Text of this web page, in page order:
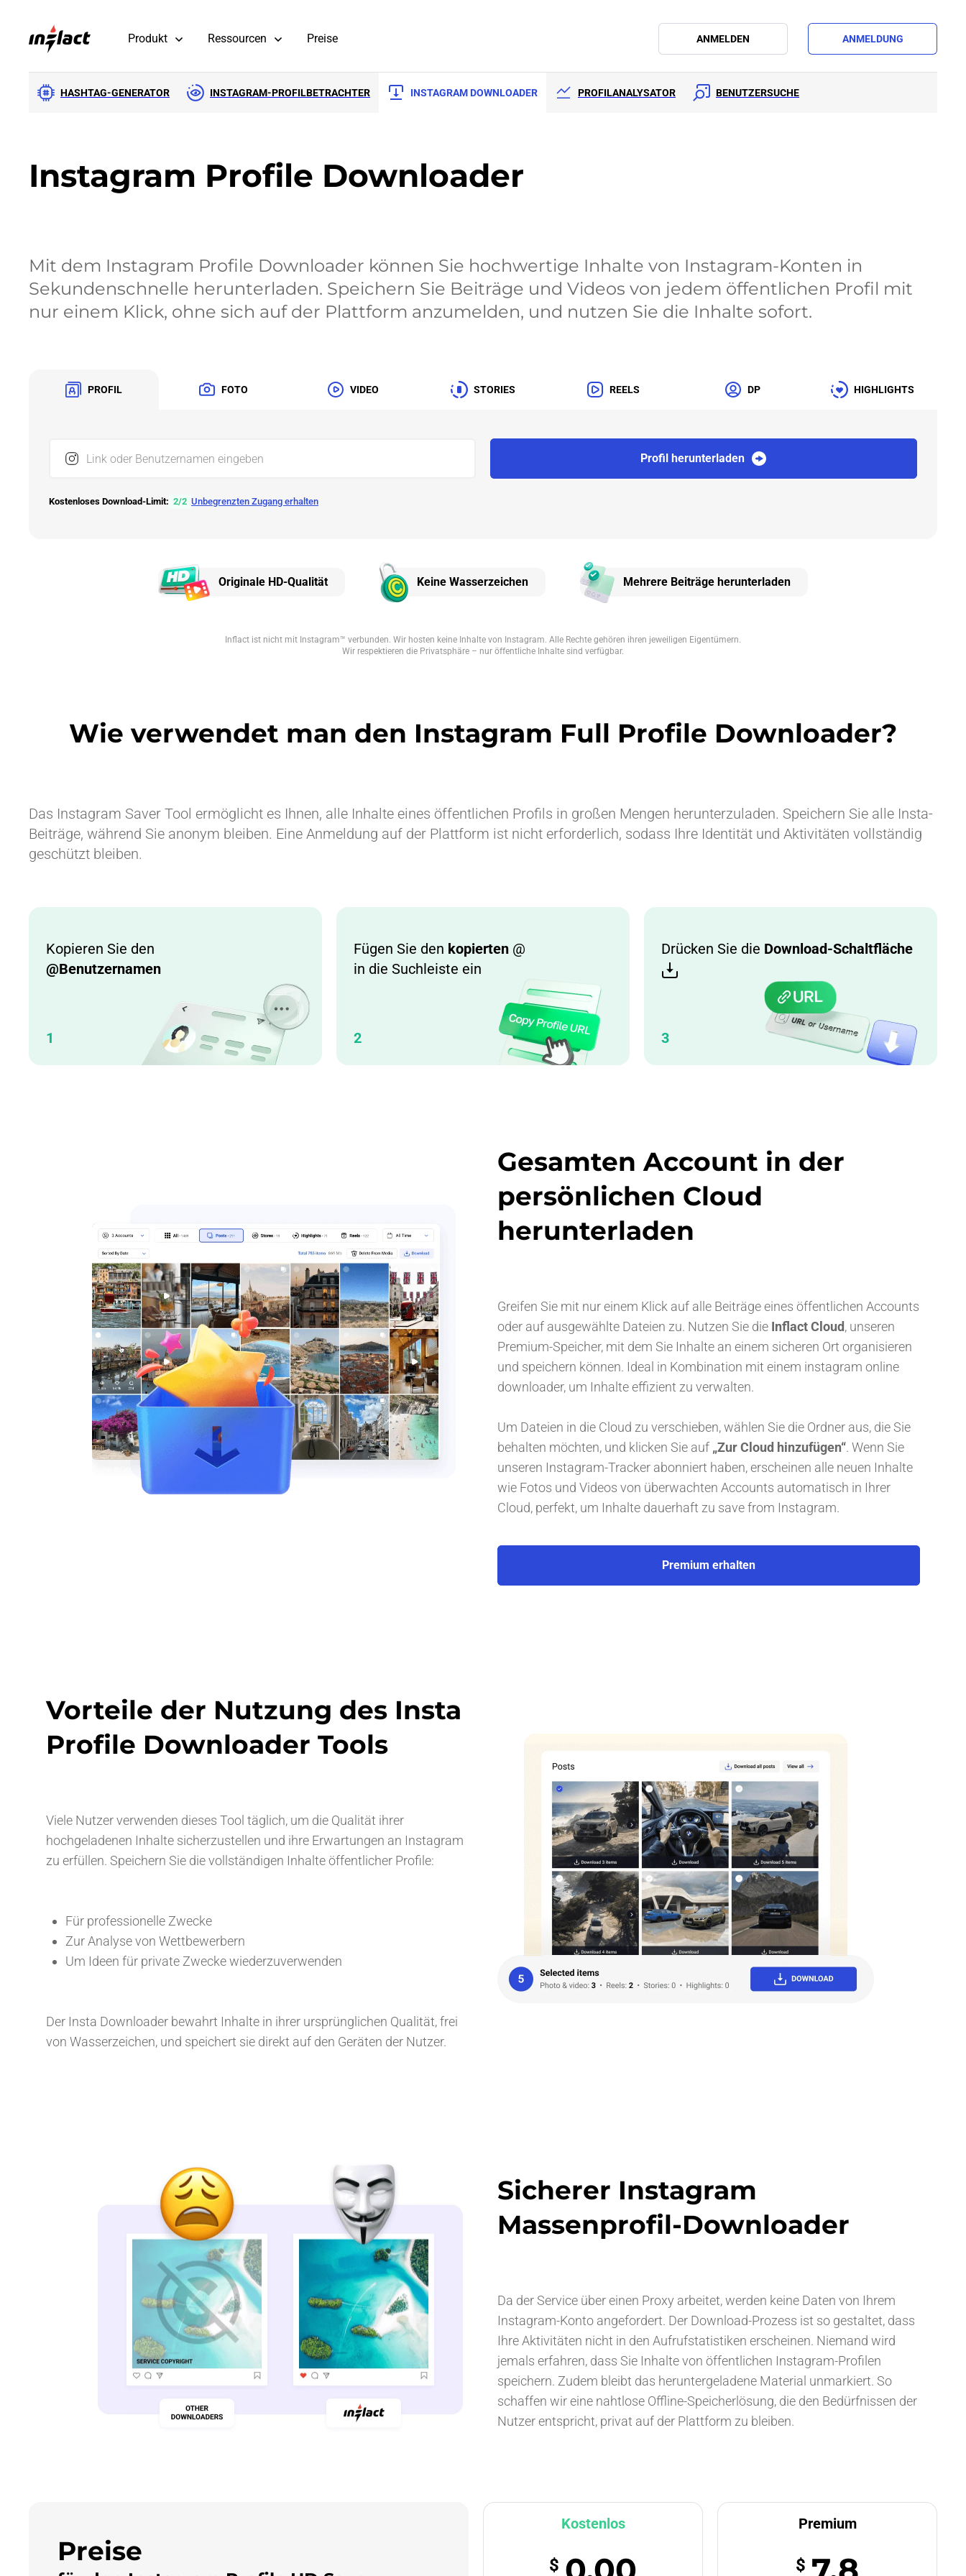
Produkt Ressourcen Preise ANMELDEN ANMELDUNG
HASHTAG-GENERATOR INSTAGRAM-PROFILBETRACHTER INSTAGRAM DOWNLOADER PROFILANALYSATOR BENUTZERSUCHE
Instagram Profile Downloader
Mit dem Instagram Profile Downloader können Sie hochwertige Inhalte von Instagram-Konten in
Sekundenschnelle herunterladen. Speichern Sie Beiträge und Videos von jedem öffentlichen Profil mit
nur einem Klick, ohne sich auf der Plattform anzumelden, und nutzen Sie die Inhalte sofort.
PROFIL FOTO VIDEO STORIES REELS DP HIGHLIGHTS
Link oder Benutzernamen eingeben Profil herunterladen
Kostenloses Download-Limit: 2/2 Unbegrenzten Zugang erhalten
Originale HD-Qualität Keine Wasserzeichen Mehrere Beiträge herunterladen
Inflact ist nicht mit Instagram™ verbunden. Wir hosten keine Inhalte von Instagram. Alle Rechte gehören ihren jeweiligen Eigentümern.
Wir respektieren die Privatsphäre – nur öffentliche Inhalte sind verfügbar.
Wie verwendet man den Instagram Full Profile Downloader?
Das Instagram Saver Tool ermöglicht es Ihnen, alle Inhalte eines öffentlichen Profils in großen Mengen herunterzuladen. Speichern Sie alle Insta-
Beiträge, während Sie anonym bleiben. Eine Anmeldung auf der Plattform ist nicht erforderlich, sodass Ihre Identität und Aktivitäten vollständig
geschützt bleiben.
1
Kopieren Sie den
@Benutzernamen
2
Fügen Sie den kopierten @
in die Suchleiste ein
3
Drücken Sie die Download-Schaltfläche
Gesamten Account in der
persönlichen Cloud
herunterladen
Greifen Sie mit nur einem Klick auf alle Beiträge eines öffentlichen Accounts
oder auf ausgewählte Dateien zu. Nutzen Sie die Inflact Cloud, unseren
Premium-Speicher, mit dem Sie Inhalte an einem sicheren Ort organisieren
und speichern können. Ideal in Kombination mit einem instagram online
downloader, um Inhalte effizient zu verwalten.
Um Dateien in die Cloud zu verschieben, wählen Sie die Ordner aus, die Sie
behalten möchten, und klicken Sie auf „Zur Cloud hinzufügen“. Wenn Sie
unseren Instagram-Tracker abonniert haben, erscheinen alle neuen Inhalte
wie Fotos und Videos von überwachten Accounts automatisch in Ihrer
Cloud, perfekt, um Inhalte dauerhaft zu save from Instagram.
Premium erhalten
Vorteile der Nutzung des Insta
Profile Downloader Tools
Viele Nutzer verwenden dieses Tool täglich, um die Qualität ihrer
hochgeladenen Inhalte sicherzustellen und ihre Erwartungen an Instagram
zu erfüllen. Speichern Sie die vollständigen Inhalte öffentlicher Profile:
Für professionelle Zwecke
Zur Analyse von Wettbewerbern
Um Ideen für private Zwecke wiederzuverwenden
Der Insta Downloader bewahrt Inhalte in ihrer ursprünglichen Qualität, frei
von Wasserzeichen, und speichert sie direkt auf den Geräten der Nutzer.
Sicherer Instagram
Massenprofil-Downloader
Da der Service über einen Proxy arbeitet, werden keine Daten von Ihrem
Instagram-Konto angefordert. Der Download-Prozess ist so gestaltet, dass
Ihre Aktivitäten nicht in den Aufrufstatistiken erscheinen. Niemand wird
jemals erfahren, dass Sie Inhalte von öffentlichen Instagram-Profilen
speichern. Zudem bleibt das heruntergeladene Material unmarkiert. So
schaffen wir eine nahtlose Offline-Speicherlösung, die den Bedürfnissen der
Nutzer entspricht, privat auf der Plattform zu bleiben.
Preise
Kostenlos
$
Premium
$